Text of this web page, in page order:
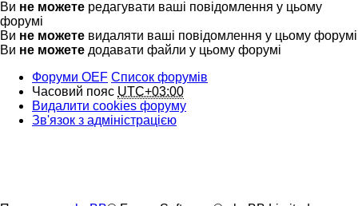
Ви не можете редагувати ваші повідомлення у цьому
форумі
Ви не можете видаляти ваші повідомлення у цьому форумі
Ви не можете додавати файли у цьому форумі
Форуми OEF Список форумів
Часовий пояс UTC+03:00
Видалити cookies форуму
Зв'язок з адміністрацією